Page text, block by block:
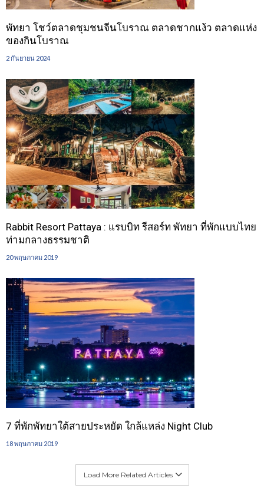
พัทยา โชว์ตลาดชุมชนจีนโบราณ ตลาดชากแง้ว ตลาดแห่ง
ของกินโบราณ
2 กันยายน 2024
Rabbit Resort Pattaya : แรบบิท รีสอร์ท พัทยา ที่พักแบบไทย
ท่ามกลางธรรมชาติ
20 พฤษภาคม 2019
7 ที่พักพัทยาใต้สายประหยัด ใกล้แหล่ง Night Club
18 พฤษภาคม 2019
Load More Related Articles